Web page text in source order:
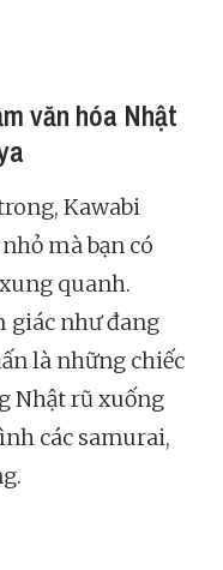
văn hóa Nhật
Kawabi
mà bạn có
quanh.
giác như đang
là những chiếc
Nhật rũ xuống
các samurai,